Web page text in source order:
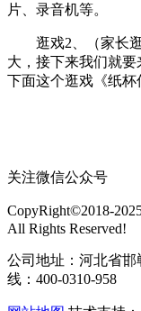
片、录音机等。
逛戏2、（家长逛
大，接下来我们就要
下面这个逛戏《纸杯
关注微信公众号
CopyRight©2018-
All Rights Reserved!
公司地址：河北省
线：400-0310-958